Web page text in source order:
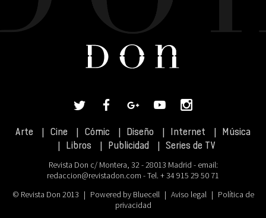
Arte Cine Cómic Diseño Internet
Música
Libros
Publicidad Series de TV
Revista Don c/ Montera, 32 - 28013 Madrid - email:
redaccion@revistadon.com - Tel. + 34 915 29 50 71
© Revista Don 2013 | Powered by Bluecell | Aviso legal | Política de
privacidad